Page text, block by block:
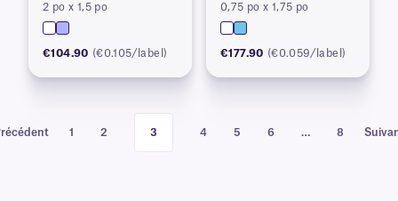
imprimantes à transfert
thermique
2 po x 1,5 po
€104.90 (€0.105/label)
imprimantes à transfert
thermique
0,75 po x 1,75 po
€177.90 (€0.059/label)
1 2 3 4 5 6 … 8